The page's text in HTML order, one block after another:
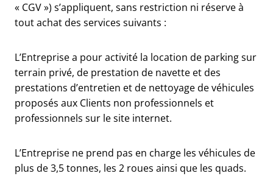
« CGV ») s’appliquent, sans restriction ni réserve à
tout achat des services suivants :
L’Entreprise a pour activité la location de parking sur
terrain privé, de prestation de navette et des
prestations d’entretien et de nettoyage de véhicules
proposés aux Clients non professionnels et
professionnels sur le site internet.
L’Entreprise ne prend pas en charge les véhicules de
plus de 3,5 tonnes, les 2 roues ainsi que les quads.